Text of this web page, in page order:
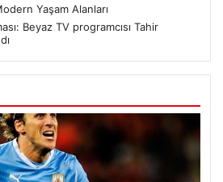
Yaşam Alanları
Beyaz TV programcısı Tahir